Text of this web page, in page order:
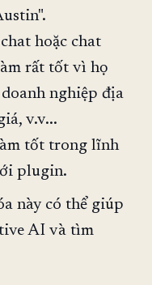
hoặc chat
rất tốt vì họ
nghiệp địa
v.v...
tốt trong lĩnh
plugin.
này có thể giúp
AI và tìm